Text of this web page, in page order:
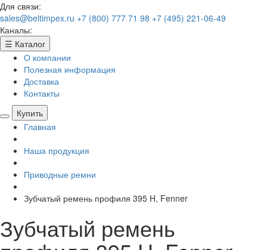
Для связи:
sales@beltimpex.ru +7 (800) 777 71 98 +7 (495) 221-06-49
Каналы:
☰ Каталог
О компании
Полезная информация
Доставка
Контакты
Купить
Главная
Наша продукция
Приводные ремни
Зубчатый ремень профиля 395 H, Fenner
Зубчатый ремень